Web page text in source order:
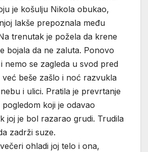
je košulju Nikola obukao,
lakše prepoznala među
trenutak je požela da krene
bojala da ne zaluta. Ponovo
nemo se zagleda u svod pred
beše zašlo i noć razvukla
i ulici. Pratila je prevrtanje
koji je odavao
joj je bol razarao grudi. Trudila
zadrži suze.
ohladi joj telo i ona,